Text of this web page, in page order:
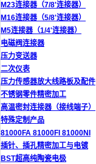
M23连接器（7/8'连接器）
M16连接器（5/8'连接器）
M5连接器（1/4'连接器）
电磁阀连接器
压力变送器
二次仪表
压力传感器放大线路板及配件
不锈钢零件精密加工
高温密封连接器（接线端子）
特殊定制产品
81000FA 81000FI 81000NI
插针、插孔精密加工与电镀
BST超高纯陶瓷电极